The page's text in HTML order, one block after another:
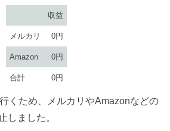
収益
メルカリ 0円
Amazon 0円
合計 0円
くため、メルカリやAmazonなどの
しました。